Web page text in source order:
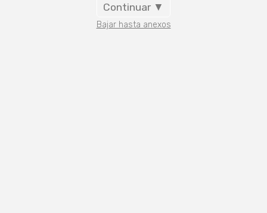
Continuar ▼
Bajar hasta anexos